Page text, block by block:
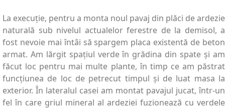
La execuție, pentru a monta noul pavaj din plăci de ardezie
naturală sub nivelul actualelor ferestre de la demisol, a
fost nevoie mai întâi să spargem placa existentă de beton
armat. Am lărgit spațiul verde în grădina din spate și am
făcut loc pentru mai multe plante, în timp ce am păstrat
funcțiunea de loc de petrecut timpul și de luat masa la
exterior. În lateralul casei am montat pavajul jucat, într-un
fel în care griul mineral al ardeziei fuzionează cu verdele